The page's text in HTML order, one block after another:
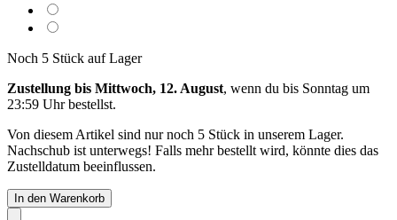
Noch 5 Stück auf Lager
Zustellung bis Mittwoch, 12. August, wenn du bis Sonntag um
23:59 Uhrbestellst.
Von diesem Artikel sind nur noch 5 Stück in unserem Lager.
Nachschub ist unterwegs! Falls mehr bestellt wird, könnte dies das
Zustelldatum beeinflussen.
In den Warenkorb